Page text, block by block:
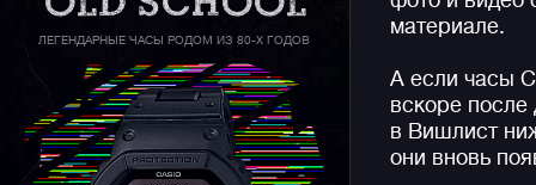
ЛЕГЕНДАРНЫЕ ЧАСЫ РОДОМ ИЗ 80-Х ГОДОВ
материале.
А если часы
вскоре после
в Вишлист
они вновь